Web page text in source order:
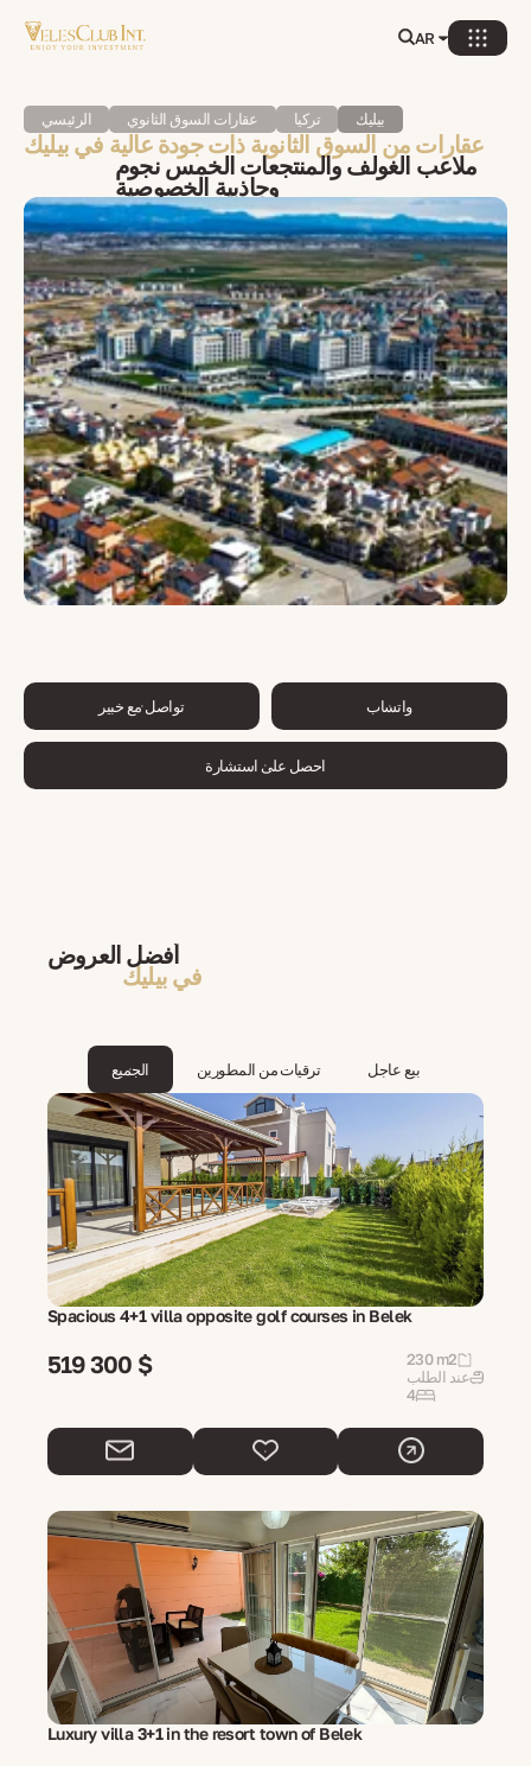
AR
الرئيسي عقارات السوق الثانوي تركيا بيليك
عقارات من السوق الثانوية ذات جودة عالية في بيليك
ملاعب الغولف والمنتجعات الخمس نجوم
وجاذبية الخصوصية
تواصل مع خبير واتساب
احصل على استشارة
أفضل العروض
في بيليك
الجميع ترقيات من المطورين بيع عاجل
Spacious 4+1 villa opposite golf courses in Belek
519 300 $
230 m2
عند الطلب
4
Luxury villa 3+1 in the resort town of Belek